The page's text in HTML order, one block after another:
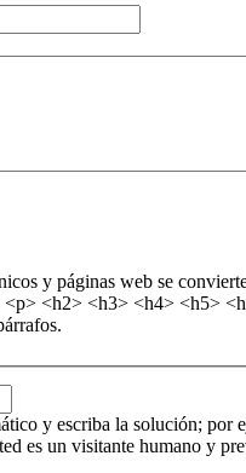
y páginas web se
<h2> <h3> <h4> <h5>
y escriba la solución; por
es un visitante humano y